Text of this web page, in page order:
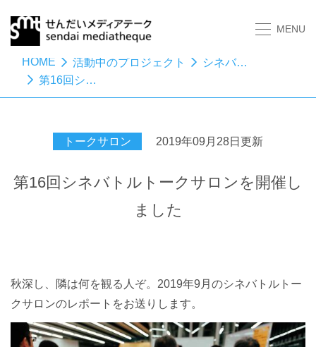
MENU
HOME 活動中のプロジェクト
シネバトル わたしのイチ押し映画（シネ）はコレよ！
第16回シネバトルトークサロンを開催しました
トークサロン 2019年09月28日更新
第16回シネバトルトークサロンを開催し
ました
秋深し、隣は何を観る人ぞ。2019年9月のシネバトルトー
クサロンのレポートをお送りします。